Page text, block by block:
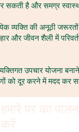
सकती है और समग्र
व्यक्ति की अनूठी
और जीवन शैली में
उपचार योजना
को दूर करने में मदद कर
हमारे पर का पालन
करें